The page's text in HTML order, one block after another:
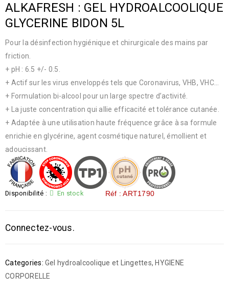
ALKAFRESH : GEL HYDROALCOOLIQUE
GLYCERINE BIDON 5L
Pour la désinfection hygiénique et chirurgicale des mains par
friction.
+ pH : 6.5 +/- 0.5.
+ Actif sur les virus enveloppés tels que Coronavirus, VHB, VHC…
+ Formulation bi-alcool pour un large spectre d’activité.
+ La juste concentration qui allie efficacité et tolérance cutanée.
+ Adaptée à une utilisation haute fréquence grâce à sa formule
enrichie en glycérine, agent cosmétique naturel, émollient et
adoucissant.
Disponibilité : En stock Réf : ART1790
Connectez-vous.
Categories: Gel hydroalcoolique et Lingettes, HYGIENE
CORPORELLE